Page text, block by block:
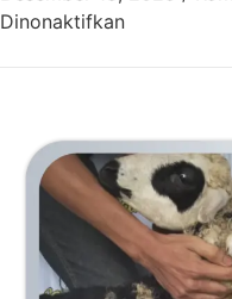
Dinonaktifkanpada 5